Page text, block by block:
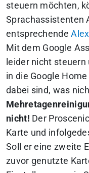
steuern möchten,
Sprachassistenten
entsprechende
Mit dem Google
leider nicht
in die Google
dabei sind, was
nicht! Der
Karte und
Soll er eine zweite
zuvor genutzte